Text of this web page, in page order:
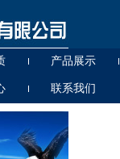
产品展示
联系我们